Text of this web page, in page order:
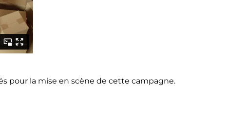
pour la mise en scène de cette campagne.